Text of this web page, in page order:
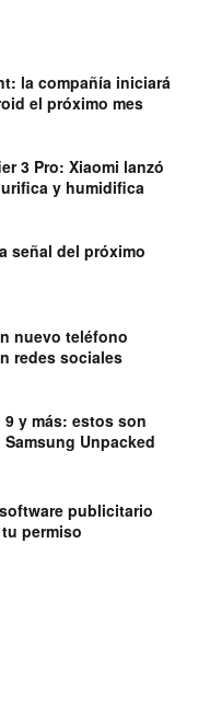
la compañía iniciará
el próximo mes
3 Pro: Xiaomi lanzó
y humidifica
señal del próximo
nuevo teléfono
redes sociales
9 y más: estos son
Unpacked
publicitario
permiso